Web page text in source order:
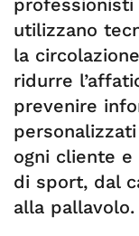
utilizzano
la
ridurre
prevenire
ogni cliente
di sport, dal
alla pallavolo.